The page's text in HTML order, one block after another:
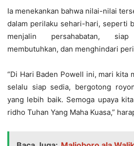
Ia menekankan bahwa nilai-nilai
dalam perilaku sehari-hari, seperti
menjalin persahabatan,
membutuhkan, dan menghindari
“Di Hari Baden Powell ini, mari kita
selalu siap sedia, bergotong
yang lebih baik. Semoga upaya
ridho Tuhan Yang Maha Kuasa,”